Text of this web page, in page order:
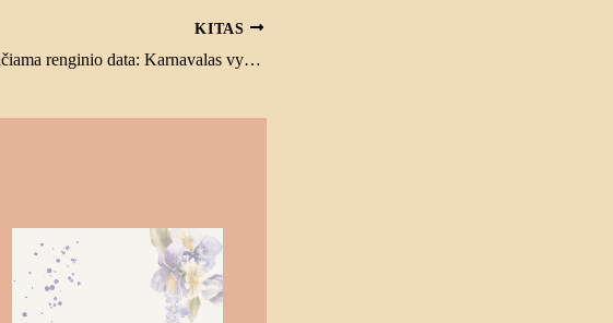
KITAS
Keičiama renginio data: Karnavalas vyks 23 dieną 10 val.